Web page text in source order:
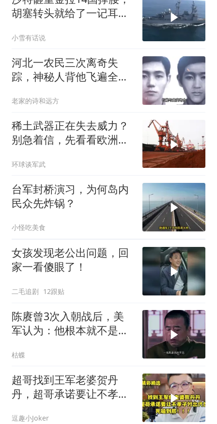
胡塞转头就给了一记耳
了？
小雪有话说
河北一农民三次离奇失
踪，神秘人背他飞遍全中
老家的诗和远方
稀土武器正在失去威力？
别急着信，先看看欧洲军
环球谈军武
台军封桥演习，为何岛内
民众先炸锅？
小怪吃美食
女孩发现老公出问题，回
家一看傻眼了！
二毛追剧 12跟贴
陈赓曾3次入朝战后，美
军认为：他根本就不是来
枯蝶
超哥找到王军老婆贺丹
丹，超哥承诺要让不孝子
逗趣小Joker